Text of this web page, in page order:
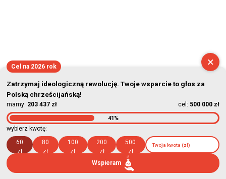
×
Cel na 2026 rok
Zatrzymaj ideologiczną rewolucję. Twoje wsparcie to głos za
Polską chrześcijańską!
mamy: 203 437 zł cel: 500 000 zł
41%
wybierz kwotę:
60
zł
80
zł
100
zł
200
zł
500
zł
Wspieram